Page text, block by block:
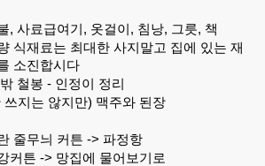
, 사료급여기, 옷걸이, 침낭, 그릇, 책
식재료는 최대한 사지말고 집에 있는 재
소진합시다
철봉 - 인정이 정리
쓰지는 않지만) 맥주와 된장
줄무늬 커튼 -> 파정항
커튼 -> 망집에 물어보기로